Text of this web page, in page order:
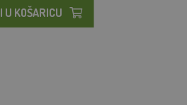
U KOŠARICU